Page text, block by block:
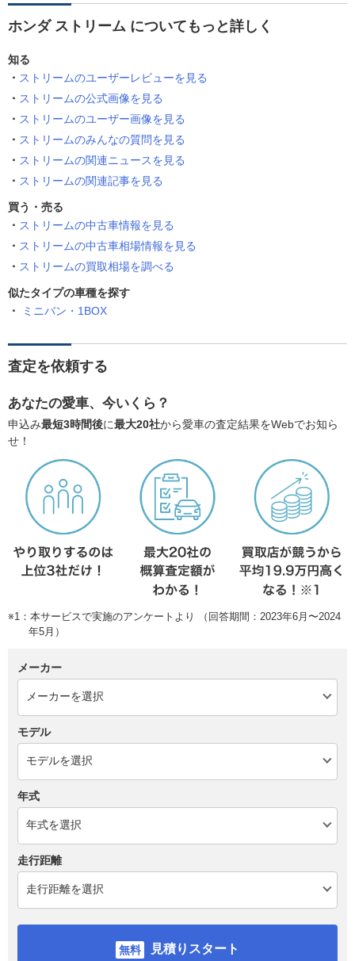
ホンダ ストリーム についてもっと詳しく
知る
ストリームのユーザーレビューを見る
ストリームの公式画像を見る
ストリームのユーザー画像を見る
ストリームのみんなの質問を見る
ストリームの関連ニュースを見る
ストリームの関連記事を見る
買う・売る
ストリームの中古車情報を見る
ストリームの中古車相場情報を見る
ストリームの買取相場を調べる
似たタイプの車種を探す
ミニバン・1BOX
査定を依頼する
あなたの愛車、今いくら？
申込み最短3時間後に最大20社から愛車の査定結果をWebでお知ら
せ！
※1：本サービスで実施のアンケートより （回答期間：2023年6月〜2024
年5月）
メーカー
モデル
年式
走行距離
見積りスタート